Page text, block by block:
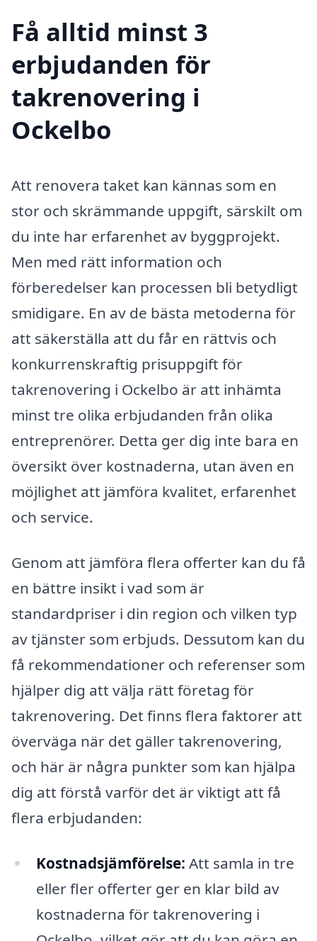
Få alltid minst 3
erbjudanden för
takrenovering i
Ockelbo
Att renovera taket kan kännas som en
stor och skrämmande uppgift, särskilt om
du inte har erfarenhet av byggprojekt.
Men med rätt information och
förberedelser kan processen bli betydligt
smidigare. En av de bästa metoderna för
att säkerställa att du får en rättvis och
konkurrenskraftig prisuppgift för
takrenovering i Ockelbo är att inhämta
minst tre olika erbjudanden från olika
entreprenörer. Detta ger dig inte bara en
översikt över kostnaderna, utan även en
möjlighet att jämföra kvalitet, erfarenhet
och service.
Genom att jämföra flera offerter kan du få
en bättre insikt i vad som är
standardpriser i din region och vilken typ
av tjänster som erbjuds. Dessutom kan du
få rekommendationer och referenser som
hjälper dig att välja rätt företag för
takrenovering. Det finns flera faktorer att
överväga när det gäller takrenovering,
och här är några punkter som kan hjälpa
dig att förstå varför det är viktigt att få
flera erbjudanden:
Kostnadsjämförelse: Att samla in tre
eller fler offerter ger en klar bild av
kostnaderna för takrenovering i